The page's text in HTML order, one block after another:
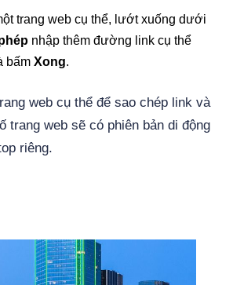
trang web cụ thể, lướt xuống dưới
nhập thêm đường link cụ thể
bấm Xong.
web cụ thể để sao chép link và
trang web sẽ có phiên bản di động
riêng.